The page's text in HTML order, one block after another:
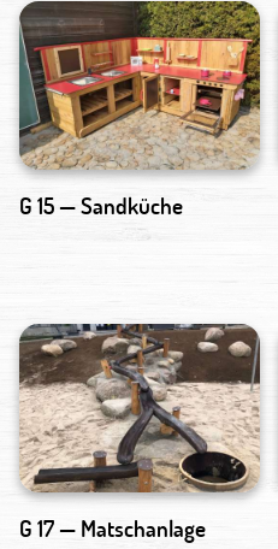
G 15 — Sandküche
G 17 — Matschanlage